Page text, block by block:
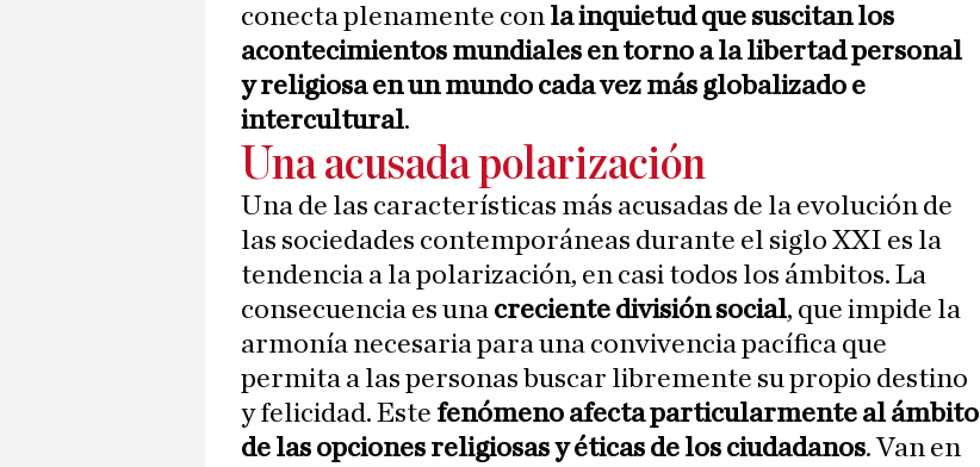
conecta plenamente con la inquietud que suscitan los
acontecimientos mundiales en torno a la libertad personal
y religiosa en un mundo cada vez más globalizado e
intercultural.
Una acusada polarización
Una de las características más acusadas de la evolución de
las sociedades contemporáneas durante el siglo XXI es la
tendencia a la polarización, en casi todos los ámbitos. La
consecuencia es una creciente división social, que impide la
armonía necesaria para una convivencia pacífica que
permita a las personas buscar libremente su propio destino
y felicidad. Este fenómeno afecta particularmente al ámbito
de las opciones religiosas y éticas de los ciudadanos. Van en